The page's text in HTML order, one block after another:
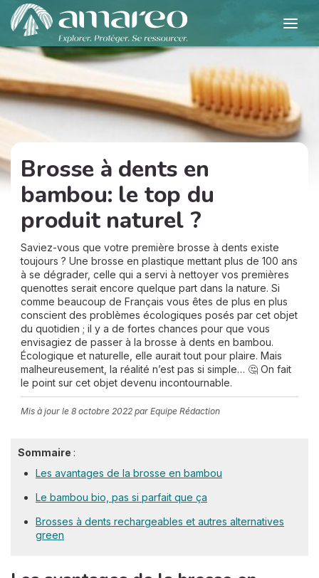
Brosse à dents en
bambou: le top du
produit naturel ?
Saviez-vous que votre première brosse à dents existe
toujours ? Une brosse en plastique mettant plus de 100 ans
à se dégrader, celle qui a servi à nettoyer vos premières
quenottes serait encore quelque part dans la nature. Si
comme beaucoup de Français vous êtes de plus en plus
conscient des problèmes écologiques posés par cet objet
du quotidien ; il y a de fortes chances pour que vous
envisagiez de passer à la brosse à dents en bambou.
Écologique et naturelle, elle aurait tout pour plaire. Mais
malheureusement, la réalité n’est pas si simple… 🤔 On fait
le point sur cet objet devenu incontournable.
Mis à jour le 8 octobre 2022 par Equipe Rédaction
Sommaire :
Les avantages de la brosse en bambou
Le bambou bio, pas si parfait que ça
Brosses à dents rechargeables et autres alternatives
green